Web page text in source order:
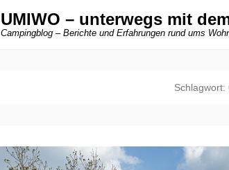
UMIWO – unterwegs mit
Campingblog – Berichte und Erfahrungen rund ums
Schlagwort: